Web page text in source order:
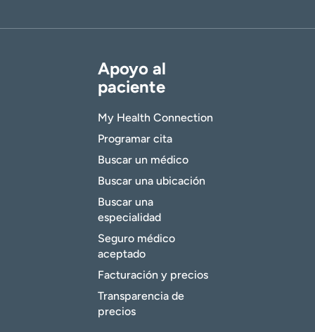
Apoyo al
paciente
My Health Connection
Programar cita
Buscar un médico
Buscar una ubicación
Buscar una
especialidad
Seguro médico
aceptado
Facturación y precios
Transparencia de
precios